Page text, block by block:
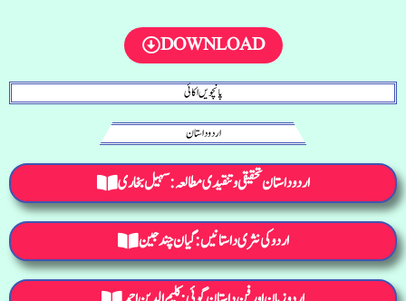
DOWNLOAD
پانچویں اکائی
اردو داستان
اردو داستان تحقیقی و تنقیدی مطالعہ: سہیل بخاری
اردو کی نثری داستانیں: گیان چند جین